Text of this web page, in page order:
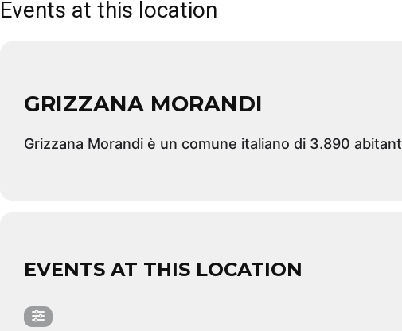
Events at this location
GRIZZANA MORANDI
Grizzana Morandi è un comune italiano di 3.890
EVENTS AT THIS LOCATION